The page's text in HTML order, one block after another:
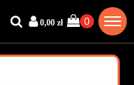
0,00 zł